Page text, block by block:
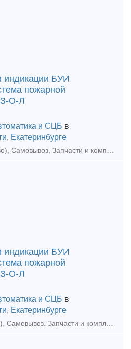
индикации БУИ
пожарной
О-Л
и СЦБ в
, Екатеринбурге
индикации БУИ
пожарной
О-Л
и СЦБ в
, Екатеринбурге